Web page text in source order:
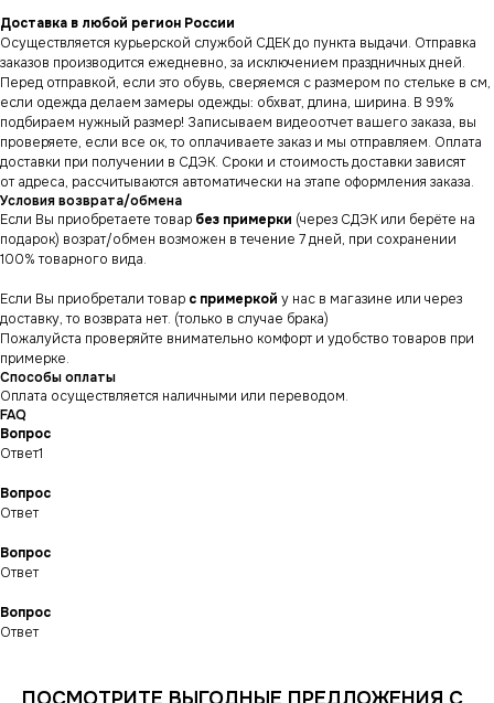
Доставка в любой регион России
Осуществляется курьерской службой СДЕК до пункта выдачи. Отправка
заказов производится ежедневно, за исключением праздничных дней.
Перед отправкой, если это обувь, сверяемся с размером по стельке в см,
если одежда делаем замеры одежды: обхват, длина, ширина. В 99%
подбираем нужный размер! Записываем видеоотчет вашего заказа, вы
проверяете, если все ок, то оплачиваете заказ и мы отправляем. Оплата
доставки при получении в СДЭК. Сроки и стоимость доставки зависят
от адреса, рассчитываются автоматически на этапе оформления заказа.
Условия возврата/обмена
Если Вы приобретаете товар без примерки (через СДЭК или берёте на
подарок) возрат/обмен возможен в течение 7 дней, при сохранении
100% товарного вида.
Если Вы приобретали товар с примеркой у нас в магазине или через
доставку, то возврата нет. (только в случае брака)
Пожалуйста проверяйте внимательно комфорт и удобство товаров при
примерке.
Способы оплаты
Оплата осуществляется наличными или переводом.
FAQ
Вопрос
Ответ1
Вопрос
Ответ
Вопрос
Ответ
Вопрос
Ответ
СНИКЕРСДИЛЕР
ИНФОРМАЦИЯ